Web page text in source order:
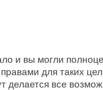
и вы могли
для таких
делается все